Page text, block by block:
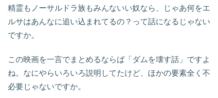
精霊もノーサルドラ族もみんないい奴なら、じゃあ何をエ
ルサはあんなに追い込まれてるの？って話になるじゃない
ですか。
この映画を一言でまとめるならば「ダムを壊す話」ですよ
ね。なにやらいろいろ説明してたけど、ほかの要素全く不
必要じゃないですか。